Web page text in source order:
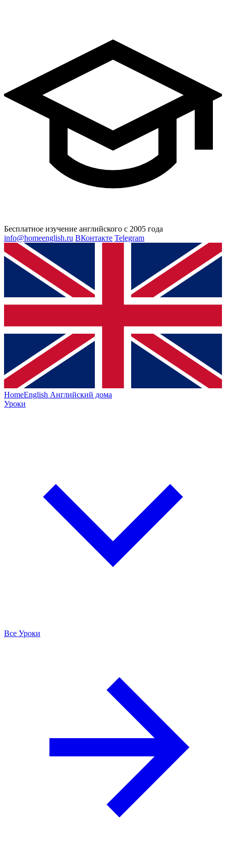
Бесплатное изучение английского с 2005 года
info@homeenglish.ru ВКонтакте Telegram
HomeEnglish Английский дома
Уроки
Все Уроки